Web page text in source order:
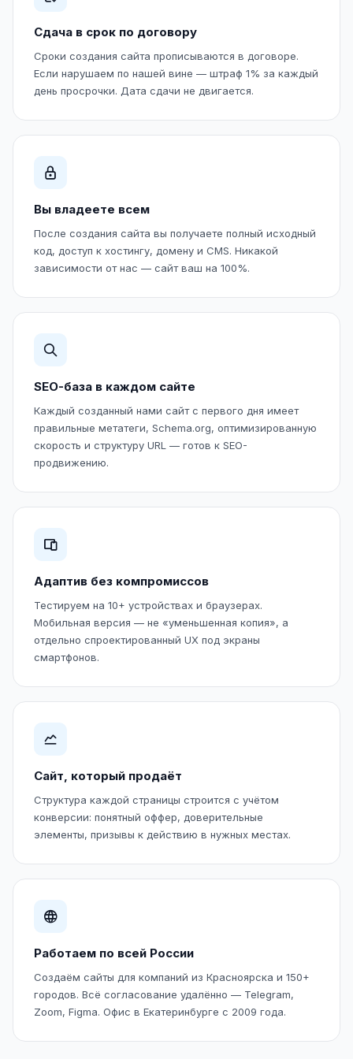
Сдача в срок по договору
Сроки создания сайта прописываются в договоре.
Если нарушаем по нашей вине — штраф 1% за каждый
день просрочки. Дата сдачи не двигается.
Вы владеете всем
После создания сайта вы получаете полный исходный
код, доступ к хостингу, домену и CMS. Никакой
зависимости от нас — сайт ваш на 100%.
SEO-база в каждом сайте
Каждый созданный нами сайт с первого дня имеет
правильные метатеги, Schema.org, оптимизированную
скорость и структуру URL — готов к SEO-
продвижению.
Адаптив без компромиссов
Тестируем на 10+ устройствах и браузерах.
Мобильная версия — не «уменьшенная копия», а
отдельно спроектированный UX под экраны
смартфонов.
Сайт, который продаёт
Структура каждой страницы строится с учётом
конверсии: понятный оффер, доверительные
элементы, призывы к действию в нужных местах.
Работаем по всей России
Создаём сайты для компаний из Красноярска и 150+
городов. Всё согласование удалённо — Telegram,
Zoom, Figma. Офис в Екатеринбурге с 2009 года.